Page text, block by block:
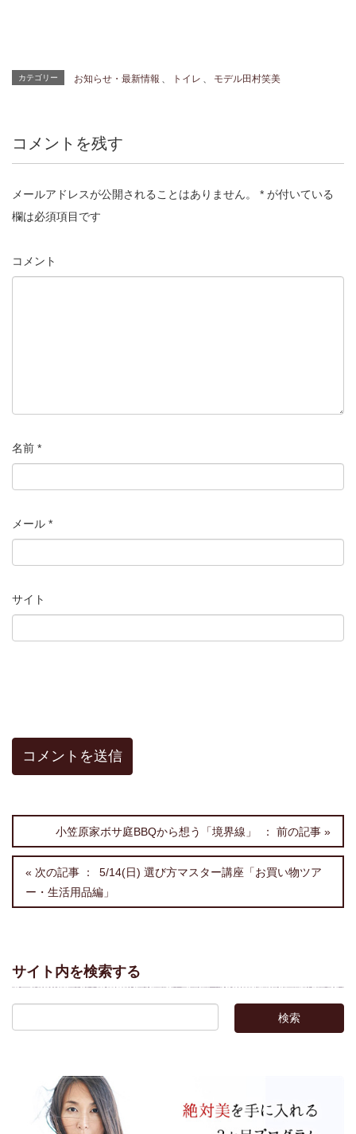
カテゴリー お知らせ・最新情報 、 トイレ 、 モデル田村笑美
コメントを残す
メールアドレスが公開されることはありません。 * が付いている
欄は必須項目です
コメント
名前 *
メール *
サイト
小笠原家ボサ庭BBQから想う「境界線」
5/14(日) 選び方マスター講座「お買い物ツア
ー・生活用品編」
サイト内を検索する